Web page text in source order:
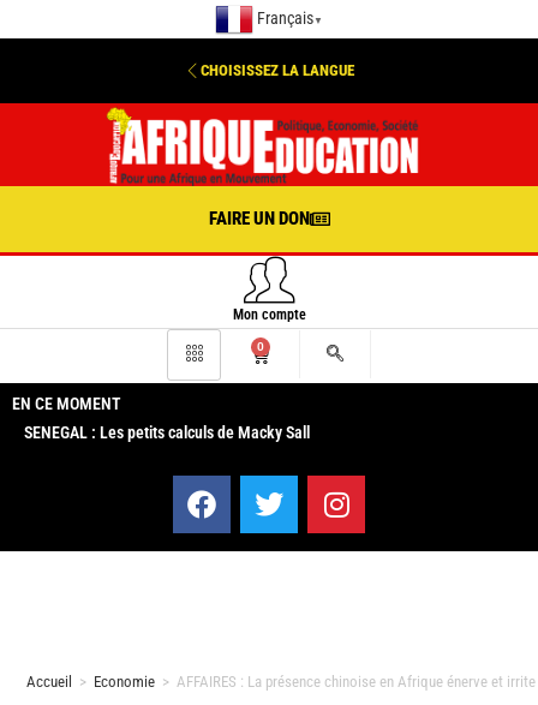
Français ▼
CHOISISSEZ LA LANGUE
FAIRE UN DON
Mon compte
0
EN CE MOMENT
SENEGAL : Les petits calculs de Macky Sall
Accueil > Economie > AFFAIRES : La présence chinoise en Afrique énerve et